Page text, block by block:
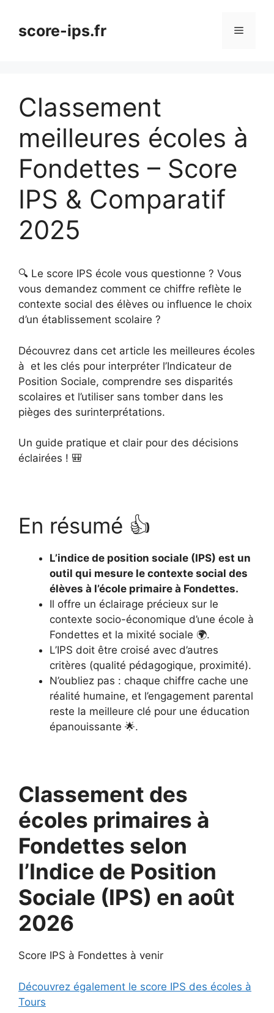
contenuscore-ips.fr Menu
Classement
meilleures écoles à
Fondettes – Score
IPS & Comparatif
2025
🔍 Le score IPS école vous questionne ? Vous
vous demandez comment ce chiffre reflète le
contexte social des élèves ou influence le choix
d’un établissement scolaire ?
Découvrez dans cet article les meilleures écoles
à et les clés pour interpréter l’Indicateur de
Position Sociale, comprendre ses disparités
scolaires et l’utiliser sans tomber dans les
pièges des surinterprétations.
Un guide pratique et clair pour des décisions
éclairées ! 🎒
En résumé 👍
L’indice de position sociale (IPS) est un
outil qui mesure le contexte social des
élèves à l’école primaire à Fondettes.
Il offre un éclairage précieux sur le
contexte socio-économique d’une école à
Fondettes et la mixité sociale 🌍.
L’IPS doit être croisé avec d’autres
critères (qualité pédagogique, proximité).
N’oubliez pas : chaque chiffre cache une
réalité humaine, et l’engagement parental
reste la meilleure clé pour une éducation
épanouissante 🌟.
Classement des
écoles primaires à
Fondettes selon
l’Indice de Position
Sociale (IPS) en août
2026
Score IPS à Fondettes à venir
Découvrez également le score IPS des écoles à
Tours